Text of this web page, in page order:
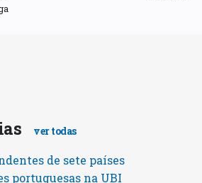
ver todas
de sete países
portuguesas na UBI